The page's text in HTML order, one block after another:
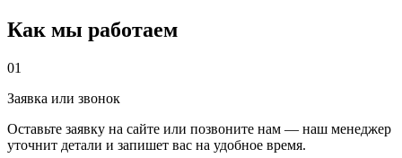
Как мы работаем
01
Заявка или звонок
Оставьте заявку на сайте или позвоните нам — наш менеджер
уточнит детали и запишет вас на удобное время.